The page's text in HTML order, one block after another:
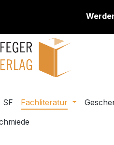
SF Fachliteratur